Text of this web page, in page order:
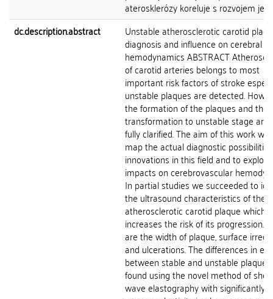
aterosklerózy koreluje s rozvojem
dc.description.abstract
Unstable atherosclerotic carotid
diagnosis and influence on cerebral
hemodynamics ABSTRACT
of carotid arteries belongs to most
important risk factors of stroke
unstable plaques are detected.
the formation of the plaques and their
transformation to unstable stage are
fully clarified. The aim of this work
map the actual diagnostic
innovations in this field and to
impacts on cerebrovascular
In partial studies we succeeded to
the ultrasound characteristics of the
atherosclerotic carotid plaque which
increases the risk of its progression.
are the width of plaque, surface
and ulcerations. The differences in
between stable and unstable plaque
found using the novel method of
wave elastography with significantly